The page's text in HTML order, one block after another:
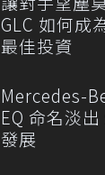
GLC 如何成
最佳投資
Mercedes-
EQ 命名淡
發展